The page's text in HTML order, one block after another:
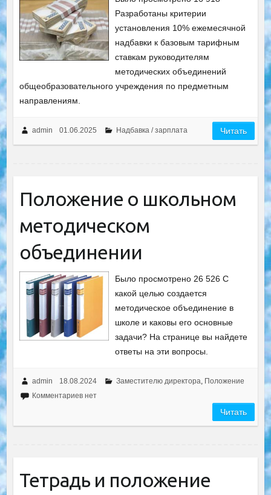
Разработаны критерии
установления 10% ежемесячной
надбавки к базовым тарифным
ставкам руководителям
методических объединений
общеобразовательного учреждения по предметным
направлениям.
admin 01.06.2025 Надбавка / зарплата Читать
Положение о школьном
методическом
объединении
Было просмотрено 26 526 С
какой целью создается
методическое объединение в
школе и каковы его основные
задачи? На странице вы найдете
ответы на эти вопросы.
admin 18.08.2024 Заместителю директора, Положение
Комментариев нет
Читать
Тетрадь и положение